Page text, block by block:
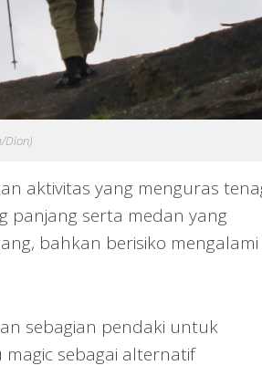
Dion)
aktivitas yang menguras
panjang serta medan yang
bahkan berisiko mengalami
sebagian pendaki untuk
sebagai alternatif